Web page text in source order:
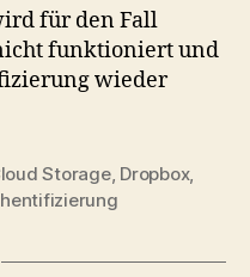
für den Fall
funktioniert und
wieder
Storage, Dropbox,